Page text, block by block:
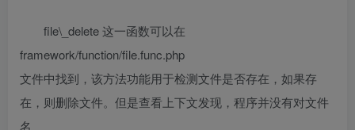
file\_delete 这一函数可以在
framework/function/file.func.php
文件中找到，该方法功能用于检测文件是否存在，如果存
在，则删除文件。但是查看上下文发现，程序并没有对文件
名